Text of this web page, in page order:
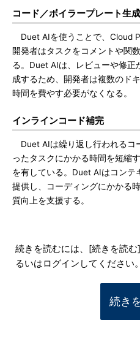
コード／ボイラープレート生成
Duet AIを使うことで、Cloud
開発者はタスクをコメントや関
る。Duet AIは、レビューや修正
成するため、開発者は複数のド
時間を費やす必要がなくなる。
インラインコード補完
Duet AIは繰り返し行われるコ
ったタスクにかかる時間を短縮
を有している。Duet AIはコンテ
提供し、コーディングにかかる
質向上を支援する。
続きを読むには、[続きを読
るいはログインしてください。
続き